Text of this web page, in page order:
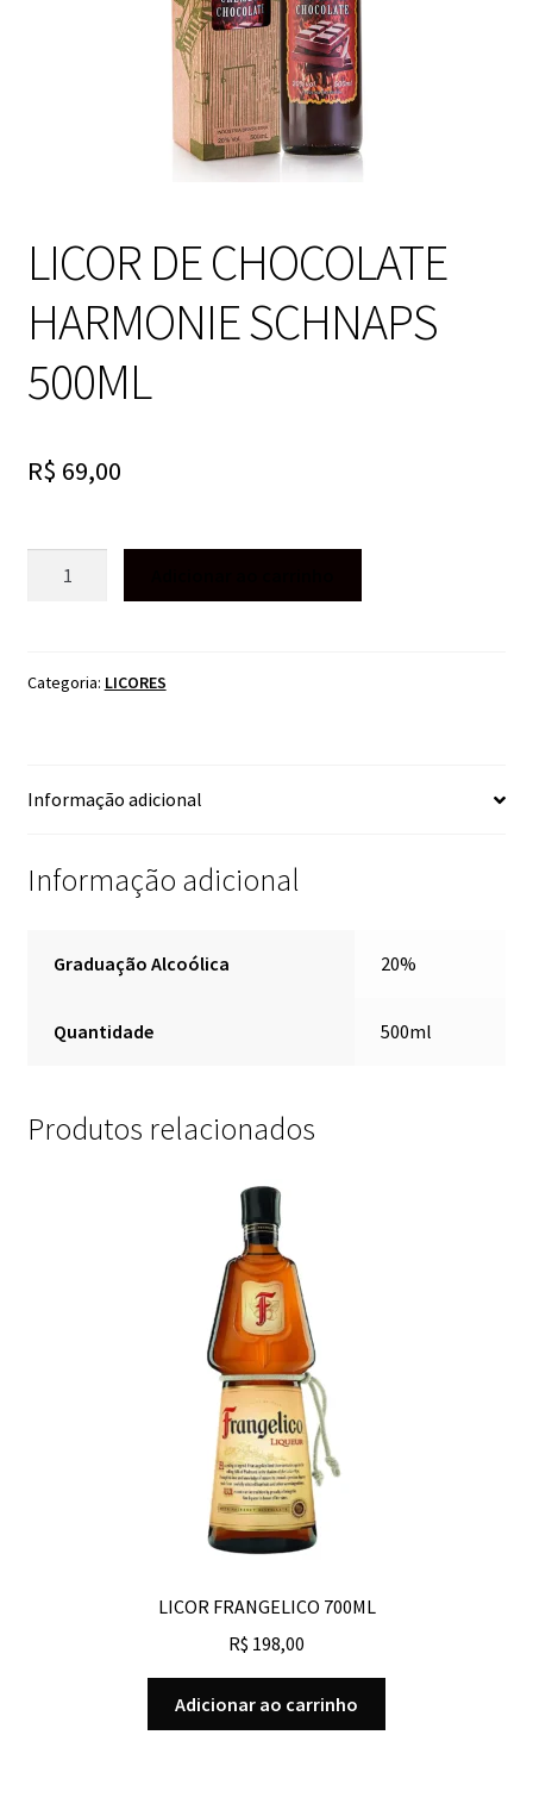
LICOR DE CHOCOLATE
HARMONIE SCHNAPS
500ML
R$ 69,00
SCHNAPS
Categoria: LICORES
Informação adicional
Informação adicional
Graduação Alcoólica 20%
Quantidade 500ml
Produtos relacionados
LICOR FRANGELICO 700ML
R$ 198,00
Adicionar ao carrinho